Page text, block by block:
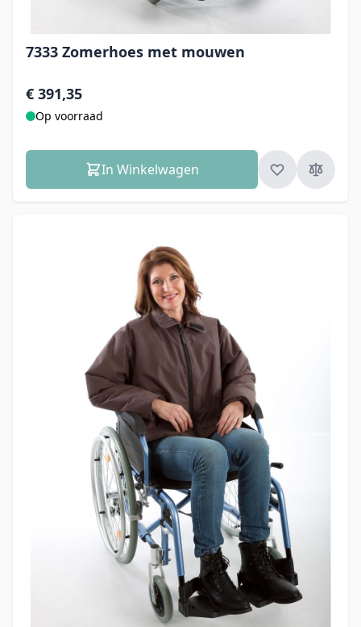
7333 Zomerhoes met mouwen
€ 391,35
Op voorraad
In Winkelwagen